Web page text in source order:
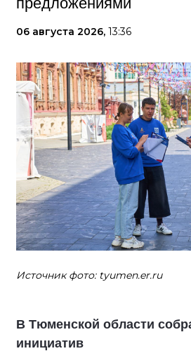
06 августа 2026, 13:36
Источник фото: tyumen.er.ru
В Тюменской области
инициатив